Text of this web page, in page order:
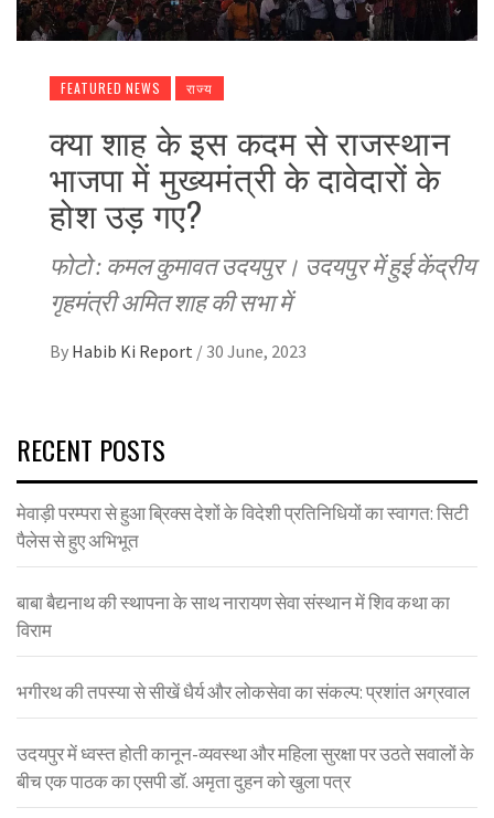
FEATURED NEWS राज्य
क्या शाह के इस कदम से राजस्थान
भाजपा में मुख्यमंत्री के दावेदारों के
होश उड़ गए?
फोटो : कमल कुमावत उदयपुर। उदयपुर में हुई केंद्रीय
गृहमंत्री अमित शाह की सभा में
By Habib Ki Report / 30 June, 2023
RECENT POSTS
मेवाड़ी परम्परा से हुआ ब्रिक्स देशों के विदेशी प्रतिनिधियों का स्वागत: सिटी
पैलेस से हुए अभिभूत
बाबा बैद्यनाथ की स्थापना के साथ नारायण सेवा संस्थान में शिव कथा का
विराम
भगीरथ की तपस्या से सीखें धैर्य और लोकसेवा का संकल्प: प्रशांत अग्रवाल
उदयपुर में ध्वस्त होती कानून-व्यवस्था और महिला सुरक्षा पर उठते सवालों के
बीच एक पाठक का एसपी डॉ. अमृता दुहन को खुला पत्र